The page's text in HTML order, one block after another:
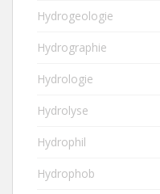
Hydrogeologie
Hydrographie
Hydrologie
Hydrolyse
Hydrophil
Hydrophob